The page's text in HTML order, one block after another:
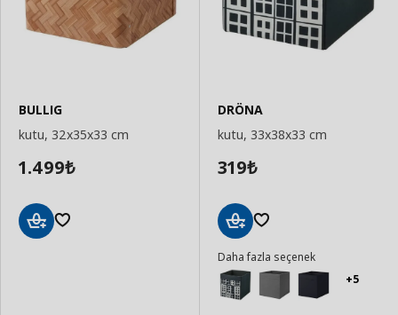
BULLIG
kutu, 32x35x33 cm
1.499₺
DRÖNA
kutu, 33x38x33 cm
319₺
Ekle
Daha fazla seçenek
+5